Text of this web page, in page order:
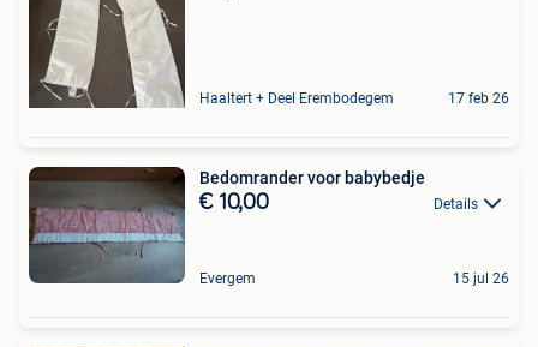
Haaltert + Deel Erembodegem 17 feb 26
Bedomrander voor babybedje
€ 10,00 Details
Evergem 15 jul 26